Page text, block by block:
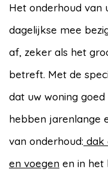
Het onderhoud van
dagelijkse mee
af, zeker als het
betreft. Met de
dat uw woning
hebben jarenlange
van onderhoud: dak
en voegen en in het